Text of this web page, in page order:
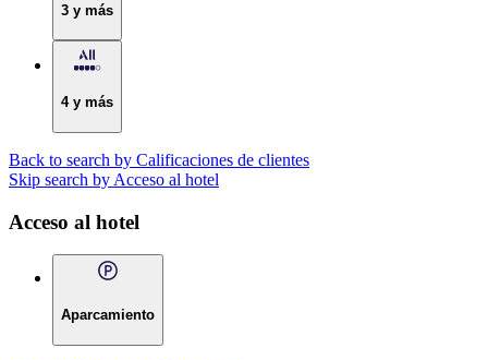
3 y más
4 y más
Back to search by Calificaciones de clientes
Skip search by Acceso al hotel
Acceso al hotel
Aparcamiento